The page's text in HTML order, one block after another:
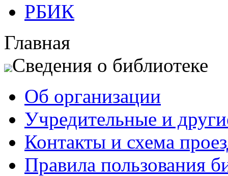
РБИК
Главная
Сведения о библиотеке
Об организации
Учредительные и
Контакты и схема
Правила пользования